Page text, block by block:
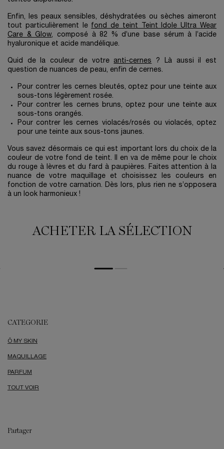
Enfin, les peaux sensibles, déshydratées ou sèches aimeront
tout particulièrement le fond de teint Teint Idole Ultra Wear
Care & Glow, composé à 82 % d’une base sérum à l’acide
hyaluronique et acide mandélique.
Quid de la couleur de votre anti-cernes
? Là aussi il est
question de nuances de peau, enfin de cernes.
Pour contrer les cernes bleutés, optez pour une teinte aux
sous-tons légèrement rosée.
Pour contrer les cernes bruns, optez pour une teinte aux
sous-tons orangés.
Pour contrer les cernes violacés/rosés ou violacés, optez
pour une teinte aux sous-tons jaunes.
Vous savez désormais ce qui est important lors du choix de la
couleur de votre fond de teint. Il en va de même pour le choix
du rouge à lèvres et du fard à paupières. Faites attention à la
nuance de votre maquillage et choisissez les couleurs en
fonction de votre carnation. Dès lors, plus rien ne s’opposera
à un look harmonieux !
ACHETER LA SÉLECTION
CATEGORIE
Ô MY SKIN
MAQUILLAGE
PARFUM
TOUT VOIR
Partager